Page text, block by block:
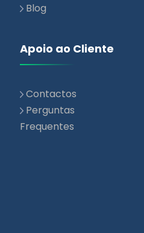
Blog
Apoio ao Cliente
Contactos
Perguntas
Frequentes